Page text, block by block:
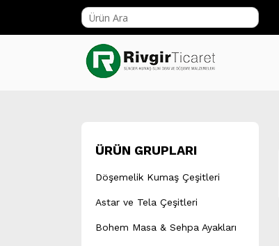
ÜRÜN GRUPLARI
Döşemelik Kumaş Çeşitleri
Astar ve Tela Çeşitleri
Bohem Masa & Sehpa Ayakları